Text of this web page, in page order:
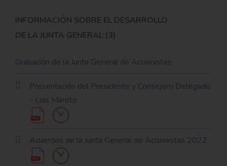
INFORMACIÓN SOBRE EL DESARROLLO
DE LA JUNTA GENERAL:(3)
Grabación de la Junta General de Accionistas
Presentación del Presidente y Consejero Delegado
- Luis Maroto
Acuerdos de la Junta General de Accionistas 2022